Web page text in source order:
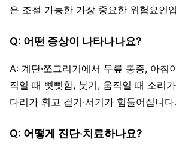
은 조절 가능한 가장 중요한 위험요인
Q: 어떤 증상이 나타나나요?
A: 계단·쪼그리기에서 무릎 통증, 아침
직일 때 뻣뻣함, 붓기, 움직일 때 소리
다리가 휘고 걷기·서기가 힘들어집니다.
Q: 어떻게 진단·치료하나요?